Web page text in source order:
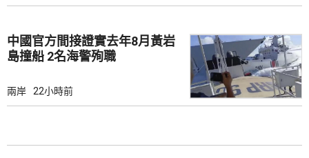
中國官方間接證實去年8月黃岩
島撞船 2名海警殉職
兩岸 22小時前